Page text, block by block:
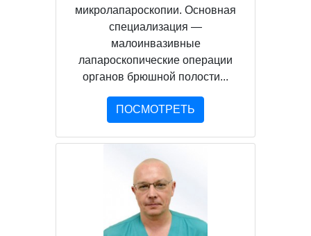
микролапароскопии. Основная
специализация —
малоинвазивные
лапароскопические операции
органов брюшной полости...
ПОСМОТРЕТЬ